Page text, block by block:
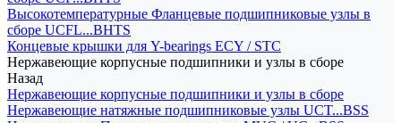
Высокотемпературные Фланцевые подшипниковые узлы в
сборе UCFL...BHTS
Концевые крышки для Y-bearings ECY / STC
Нержавеющие корпусные подшипники и узлы в сборе
Назад
Нержавеющие корпусные подшипники и узлы в сборе
Нержавеющие натяжные подшипниковые узлы UCT...BSS